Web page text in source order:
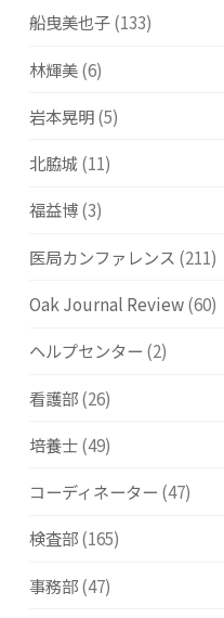
船曳美也子(133)
林輝美(6)
岩本晃明(5)
北脇城 (11)
福益博(3)
医局カンファレンス (211)
Oak Journal Review(60)
ヘルプセンター (2)
看護部(26)
培養士(49)
コーディネーター (47)
検査部(165)
事務部(47)